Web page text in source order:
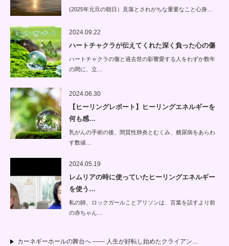
(2025年元旦の朝日）見落とされがちな重要なこと心身…
2024.09.22
ハートチャクラが伝えてくれた深く負った心の傷
ハートチャクラの傷と過去世の影響愛する人をわずか数年
の間に、立…
2024.06.30
【ヒーリングレポート】ヒーリングエネルギーを
何も感…
乳がんの手術の後、間質性肺炎とむくみ、糖尿病をあらわ
す数値…
2024.05.19
レムリアの時に使っていたヒーリングエネルギー
を使う…
私の師、ロックガールことアリソンは、言葉を話すより前
の赤ちゃん…
カーネギーホールの舞台へ —— 人生が好転し始めたクライアン…